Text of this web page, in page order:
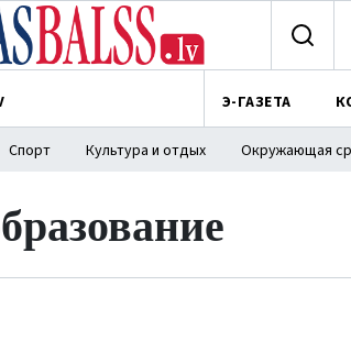
Э-ГАЗЕТА
Спорт Культура и отдых Окружающая